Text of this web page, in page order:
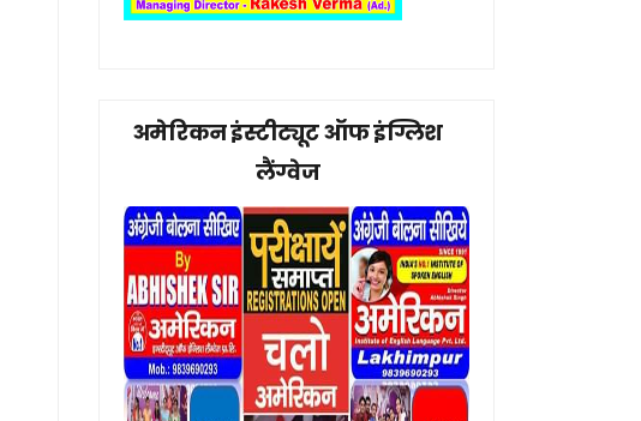
अमेरिकन इंस्टीट्यूट ऑफ इंग्लिश
लैंग्वेज